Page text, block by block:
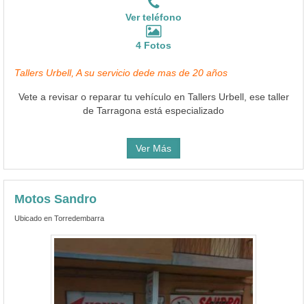
Ver teléfono
4 Fotos
Tallers Urbell, A su servicio dede mas de 20 años
Vete a revisar o reparar tu vehículo en Tallers Urbell, ese taller
de Tarragona está especializado
Ver Más
Motos Sandro
Ubicado en Torredembarra